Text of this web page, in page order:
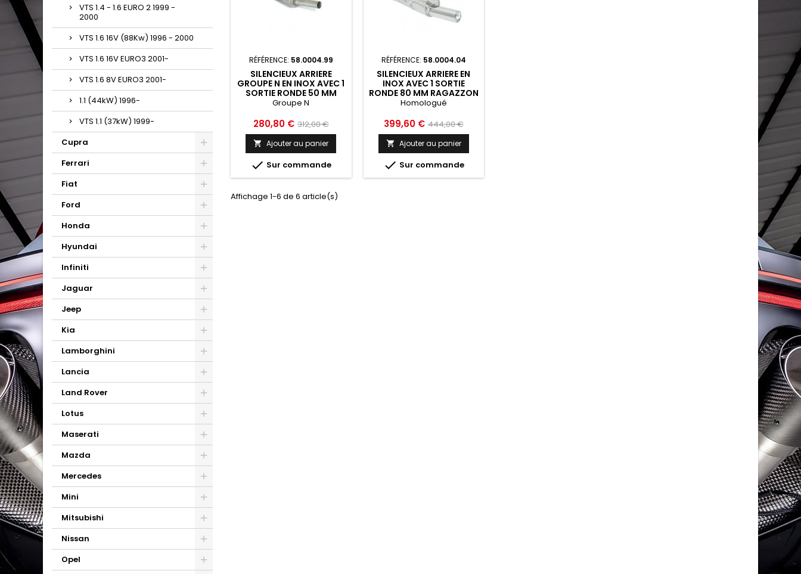
VTS 1.4 - 1.6 EURO 2 1999 -
2000
VTS 1.6 16V (88Kw) 1996 - 2000
VTS 1.6 16V EURO3 2001-
VTS 1.6 8V EURO3 2001-
1.1 (44kW) 1996-
VTS 1.1 (37kW) 1999-
Cupra
Ferrari
Fiat
Ford
Honda
Hyundai
Infiniti
Jaguar
Jeep
Kia
Lamborghini
Lancia
Land Rover
Lotus
Maserati
Mazda
Mercedes
Mini
Mitsubishi
Nissan
Opel
RÉFÉRENCE: 58.0004.99
SILENCIEUX ARRIERE
GROUPE N EN INOX AVEC 1
SORTIE RONDE 50 MM
RAGAZZON CITROEN
Groupe N
Prix
280,80 € Prix
base
312,00 €
 Ajouter au panier
 Sur commande
RÉFÉRENCE: 58.0004.04
SILENCIEUX ARRIERE EN
INOX AVEC 1 SORTIE
RONDE 80 MM RAGAZZON
CITROEN SAXO -
Homologué
Prix
399,60 € Prix
base
444,00 €
 Ajouter au panier
 Sur commande
Affichage 1-6 de 6 article(s)